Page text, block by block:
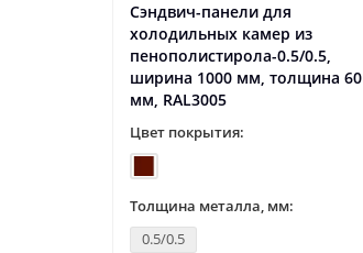
Сэндвич-панели для
холодильных камер из
пенополистирола-0.5/0.5,
ширина 1000 мм, толщина 60
мм, RAL3005
Цвет покрытия:
Толщина металла, мм:
0.5/0.5